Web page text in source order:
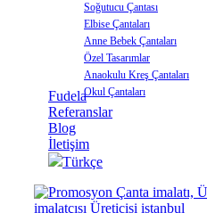
Soğutucu Çantası
Elbise Çantaları
Anne Bebek Çantaları
Özel Tasarımlar
Anaokulu Kreş Çantaları
Okul Çantaları
Fudela
Referanslar
Blog
İletişim
Türkçe